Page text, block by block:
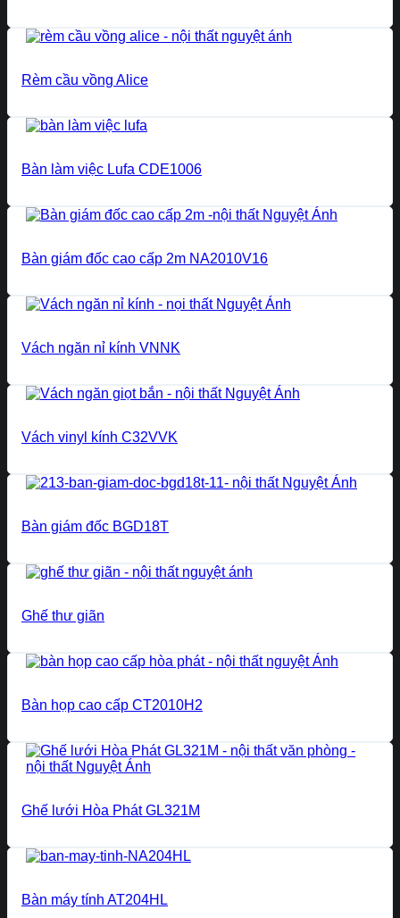
Rèm cầu vồng Alice
Bàn làm việc Lufa CDE1006
Bàn giám đốc cao cấp 2m NA2010V16
Vách ngăn nỉ kính VNNK
Vách vinyl kính C32VVK
Bàn giám đốc BGD18T
Ghế thư giãn
Bàn họp cao cấp CT2010H2
Ghế lưới Hòa Phát GL321M
Bàn máy tính AT204HL